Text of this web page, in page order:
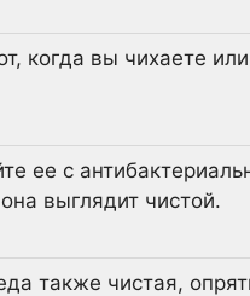
когда вы чихаете
ее с
выглядит чистой.
также чистая,